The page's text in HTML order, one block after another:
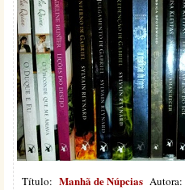
Título: Manhã de Núpcias Autora: